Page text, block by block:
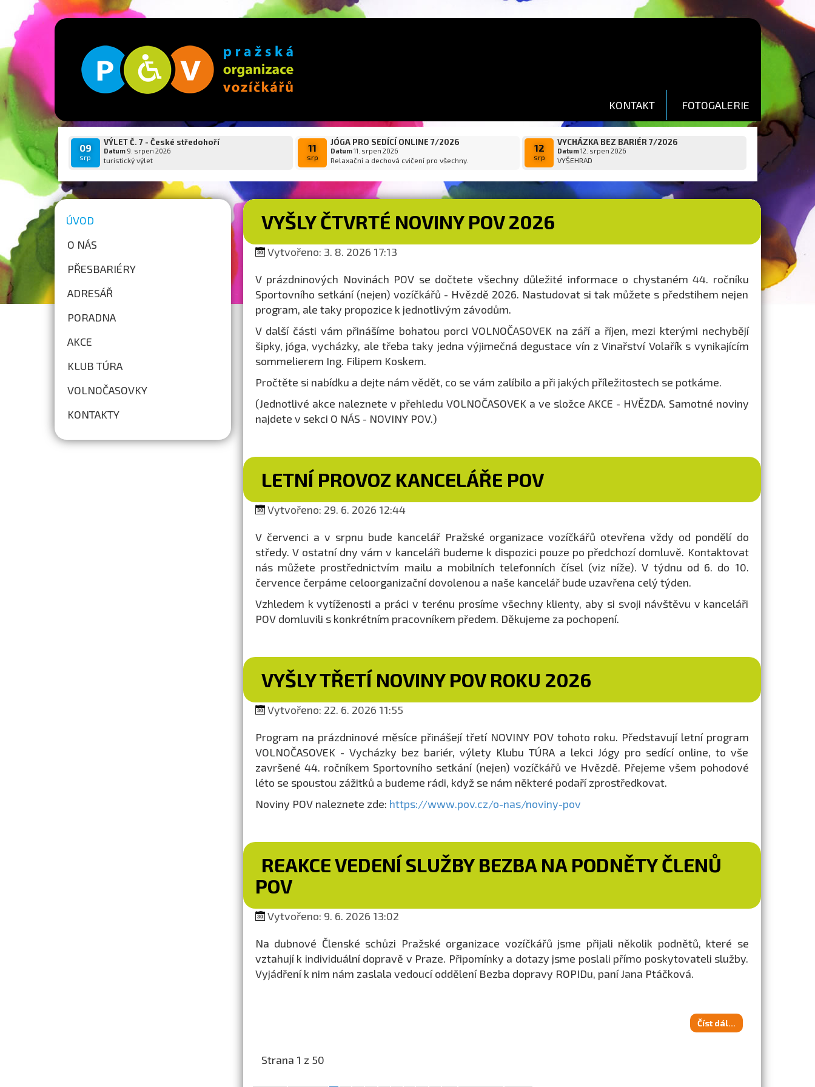
KONTAKT FOTOGALERIE
09
srp
VÝLET Č. 7 - České středohoří
Datum9. srpen 2026
turistický výlet
11
srp
JÓGA PRO SEDÍCÍ ONLINE 7/2026
Datum11. srpen 2026
Relaxační a dechová cvičení pro všechny.
12
srp
VYCHÁZKA BEZ BARIÉR 7/2026
Datum12. srpen 2026
VYŠEHRAD
ÚVOD
O NÁS
PŘESBARIÉRY
ADRESÁŘ
PORADNA
AKCE
KLUB TÚRA
VOLNOČASOVKY
KONTAKTY
VYŠLY ČTVRTÉ NOVINY POV 2026
Vytvořeno: 3. 8. 2026 17:13
V prázdninových Novinách POV se dočtete všechny důležité informace o chystaném 44. ročníku
Sportovního setkání (nejen) vozíčkářů - Hvězdě 2026. Nastudovat si tak můžete s předstihem nejen
program, ale taky propozice k jednotlivým závodům.
V další části vám přinášíme bohatou porci VOLNOČASOVEK na září a říjen, mezi kterými nechybějí
šipky, jóga, vycházky, ale třeba taky jedna výjimečná degustace vín z Vinařství Volařík s vynikajícím
sommelierem Ing. Filipem Koskem.
Pročtěte si nabídku a dejte nám vědět, co se vám zalíbilo a při jakých příležitostech se potkáme.
(Jednotlivé akce naleznete v přehledu VOLNOČASOVEK a ve složce AKCE - HVĚZDA. Samotné noviny
najdete v sekci O NÁS - NOVINY POV.)
LETNÍ PROVOZ KANCELÁŘE POV
Vytvořeno: 29. 6. 2026 12:44
V červenci a v srpnu bude kancelář Pražské organizace vozíčkářů otevřena vždy od pondělí do
středy. V ostatní dny vám v kanceláři budeme k dispozici pouze po předchozí domluvě. Kontaktovat
nás můžete prostřednictvím mailu a mobilních telefonních čísel (viz níže). V týdnu od 6. do 10.
července čerpáme celoorganizační dovolenou a naše kancelář bude uzavřena celý týden.
Vzhledem k vytíženosti a práci v terénu prosíme všechny klienty, aby si svoji návštěvu v kanceláři
POV domluvili s konkrétním pracovníkem předem. Děkujeme za pochopení.
VYŠLY TŘETÍ NOVINY POV ROKU 2026
Vytvořeno: 22. 6. 2026 11:55
Program na prázdninové měsíce přinášejí třetí NOVINY POV tohoto roku. Představují letní program
VOLNOČASOVEK - Vycházky bez bariér, výlety Klubu TÚRA a lekci Jógy pro sedící online, to vše
završené 44. ročníkem Sportovního setkání (nejen) vozíčkářů ve Hvězdě. Přejeme všem pohodové
léto se spoustou zážitků a budeme rádi, když se nám některé podaří zprostředkovat.
Noviny POV naleznete zde: https://www.pov.cz/o-nas/noviny-pov
REAKCE VEDENÍ SLUŽBY BEZBA NA PODNĚTY ČLENŮ
POV
Vytvořeno: 9. 6. 2026 13:02
Na dubnové Členské schůzi Pražské organizace vozíčkářů jsme přijali několik podnětů, které se
vztahují k individuální dopravě v Praze. Připomínky a dotazy jsme poslali přímo poskytovateli služby.
Vyjádření k nim nám zaslala vedoucí oddělení Bezba dopravy ROPIDu, paní Jana Ptáčková.
Číst dál...
Strana 1 z 50